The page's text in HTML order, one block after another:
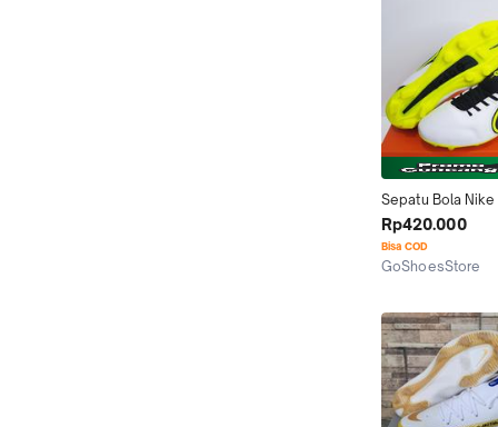
Sepatu Bola
Legend9 Putih
White Yellow Fg
Rp420.000
Bisa COD
GoShoesStore